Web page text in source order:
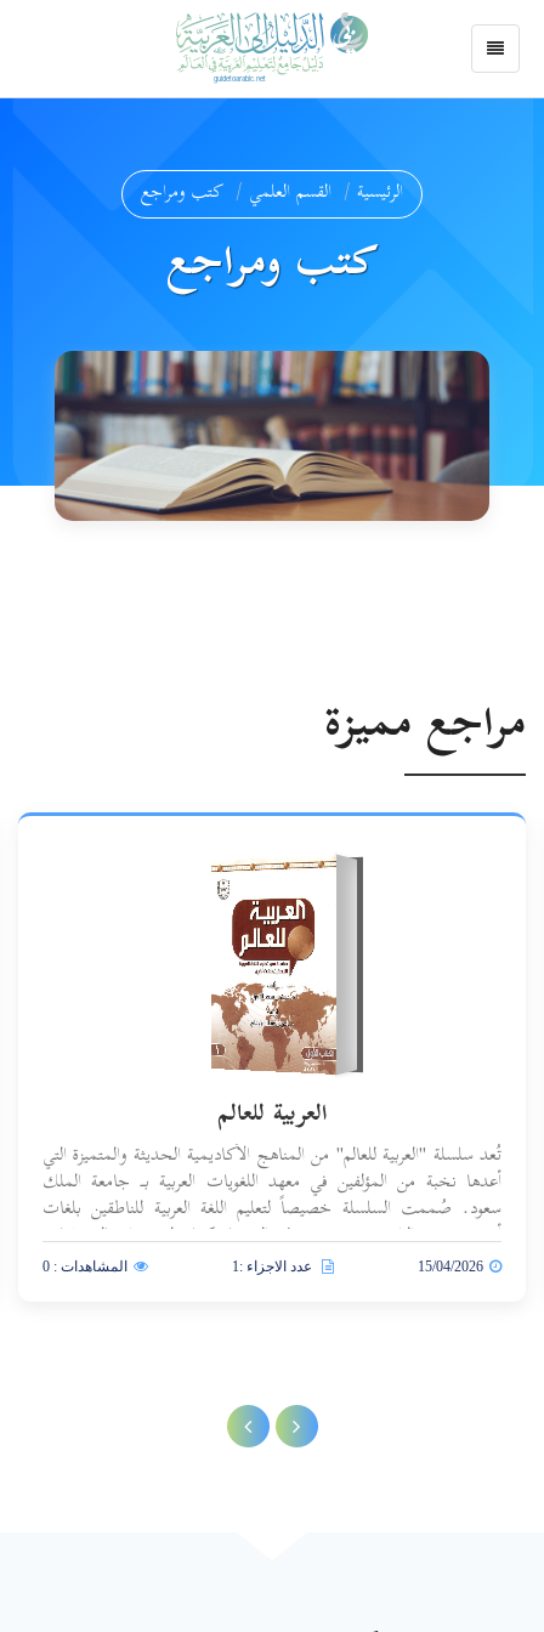
الرئيسية القسم العلمي كتب ومراجع
كتب ومراجع
مراجع مميزة
العربية للعالم
تُعد سلسلة "العربية للعالم" من المناهج الأكاديمية الحديثة والمتميزة التي
أعدها نخبة من المؤلفين في معهد اللغويات العربية بـ جامعة الملك
سعود. صُممت السلسلة خصيصاً لتعليم اللغة العربية للناطقين بلغات
أخرى من فئة الراشدين، وهي تهدف إلى بناء كفاية لغوية واتصالية وثقافية
متكاملة.
15/04/2026 عدد الاجزاء :1 المشاهدات : 0